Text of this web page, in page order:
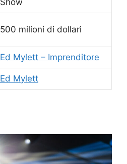
Show
500 milioni di dollari
Ed Mylett – Imprenditore
Ed Mylett